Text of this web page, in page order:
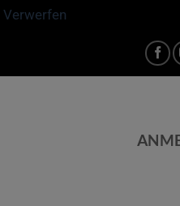
Verwerfen